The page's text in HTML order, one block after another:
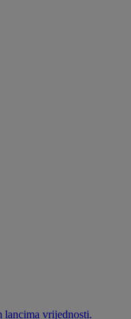
lancima vrijednosti.